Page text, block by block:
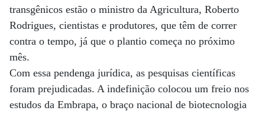
transgênicos estão o ministro da Agricultura, Roberto
Rodrigues, cientistas e produtores, que têm de correr
contra o tempo, já que o plantio começa no próximo
mês.
Com essa pendenga jurídica, as pesquisas científicas
foram prejudicadas. A indefinição colocou um freio nos
estudos da Embrapa, o braço nacional de biotecnologia